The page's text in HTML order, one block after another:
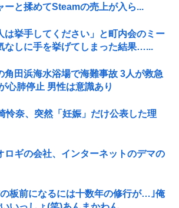
ーと揉めてSteamの売上が入ら...
は挙手してください」と町内会のミー
なしに手を挙げてしまった結果…...
角田浜海水浴場で海難事故 3人が救急
心肺停止 男性は意識あり
怜奈、突然「妊娠」だけ公表した理
ロギの会社、インターネットのデマの
板前になるには十数年の修行が…｣俺